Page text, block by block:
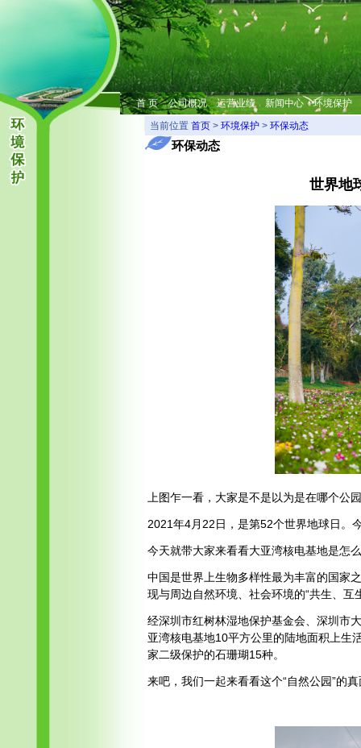
首 页 公司概况 运营业绩 新闻中心
环境保护
当前位置 首页 > 环境保护 > 环保动态
环保动态
世界地
上图乍一看，大家是不是以为是在哪个
2021年4月22日，是第52个世界地球日。
今天就带大家来看看大亚湾核电基地是
中国是世界上生物多样性最为丰富的国家
现与周边自然环境、社会环境的“共生、
经深圳市红树林湿地保护基金会、深圳市
亚湾核电基地10平方公里的陆地面积上生
家二级保护的石珊瑚15种。
来吧，我们一起来看看这个“自然公园”的